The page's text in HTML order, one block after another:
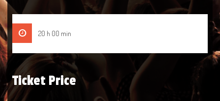
20 h 00 min
Ticket Price